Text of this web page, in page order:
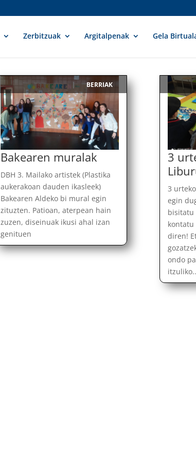
Zerbitzuak Argitalpenak Gela
Bakearen muralak
| BERRIAK
DBH 3. Mailako artistek (Plastika
aukerakoan dauden ikasleek)
Bakearen Aldeko bi mural egin
zituzten. Patioan, aterpean hain
zuzen, diseinuak ikusi ahal izan
genituen
3
3
egin
bisitatu
kontatu
diren!
ondo